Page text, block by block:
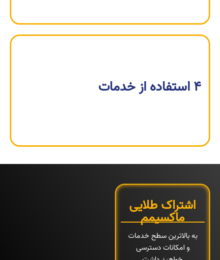
4 استفاده از خدمات از مزایای ویژه‌ عضویت مانند تخفیف‌ها، وام‌ها و
خدمات اختصاصی لذت ببرید.
اشتراک طلایی
ماکسیمم
به بالاترین سطح خدمات
و امکانات دسترسی